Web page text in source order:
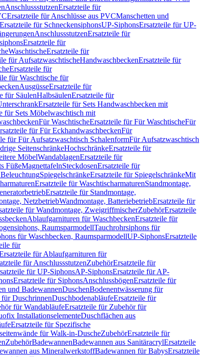
AnschlussstutzenErsatzteile für
Ersatzteile für Anschlüsse aus PVCManschetten und
Ersatzteile für SchneckensiphonsUP-SiphonsErsatzteile für UP-
AnschlussstutzenErsatzteile für
Ersatzteile für
WaschtischeErsatzteile für
für AufsatzwaschtischeHandwaschbeckenErsatzteile für
Ersatzteile für
für Waschtische für
AusgüsseErsatzteile für
für SäulenHalbsäulenErsatzteile für
Ersatzteile für Sets Handwaschbecken mit
für Sets Möbelwaschtisch mit
Für WaschtischeErsatzteile für Für WaschtischeFür
für Für EckhandwaschbeckenFür
für Für Aufsatzwaschtisch SchalenformFür Aufsatzwaschtisch
SeitenschränkeHochschränkeErsatzteile für
MöbelWandablagenErsatzteile für
FüßeMagnettafelnSteckdosenErsatzteile für
SpiegelschränkeErsatzteile für SpiegelschränkeMit
Ersatzteile für WaschtischarmaturenStandmontage,
Ersatzteile für Standmontage,
NetzbetriebWandmontage, BatteriebetriebErsatzteile für
für Wandmontage, ZweigriffmischerZubehörErsatzteile
Ablaufgarnituren für WaschbeckenErsatzteile für
RaumsparmodellTauchrohrsiphons für
für Waschbecken, RaumsparmodellUP-SiphonsErsatzteile
für
für Ablaufgarnituren für
für AnschlussstutzenZubehörErsatzteile für
für UP-SiphonsAP-SiphonsErsatzteile für AP-
Ersatzteile für SiphonsAnschlussbögenErsatzteile für
und BadewannenDuschenBodenentwässerung für
DuschrinnenDuschbodenabläufeErsatzteile für
für WandabläufeErsatzteile für Zubehör für
InstallationselementeDuschflächen aus
Ersatzteile für Spezifische
für Walk-in-DuscheZubehörErsatzteile für
ZubehörBadewannenBadewannen aus SanitäracrylErsatzteile
aus MineralwerkstoffBadewannen für BabysErsatzteile